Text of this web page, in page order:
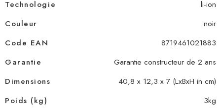
Technologie
li-ion
Couleur
noir
Code EAN
8719461021883
Garantie
Garantie constructeur de 2 ans
Dimensions
40,8 x 12,3 x 7 (LxBxH in cm)
Poids (kg)
3kg